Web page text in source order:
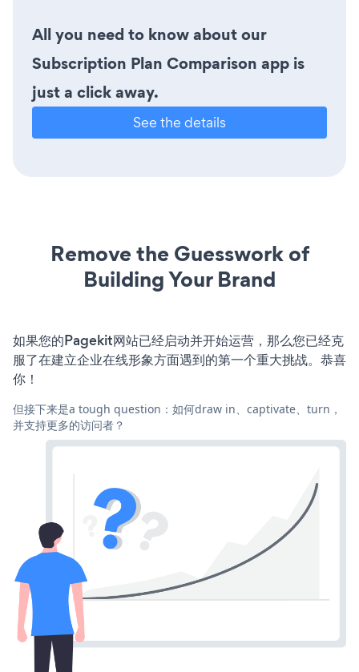
All you need to know about our
Subscription Plan Comparison app is
just a click away.
See the details
Remove the Guesswork of
Building Your Brand
如果您的Pagekit网站已经启动并开始运营，那么您已经克
服了在建立企业在线形象方面遇到的第一个重大挑战。恭喜
你！
但接下来是a tough question：如何draw in、captivate、turn，
并支持更多的访问者？